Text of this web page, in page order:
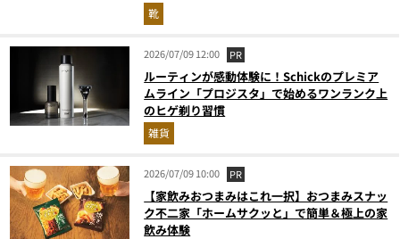
靴
2026/07/09 12:00 PR
ルーティンが感動体験に！Schickのプレミア
ムライン「プロジスタ」で始めるワンランク上
のヒゲ剃り習慣
雑貨
2026/07/09 10:00 PR
【家飲みおつまみはこれ一択】おつまみスナッ
ク不二家「ホームサクッと」で簡単＆極上の家
飲み体験